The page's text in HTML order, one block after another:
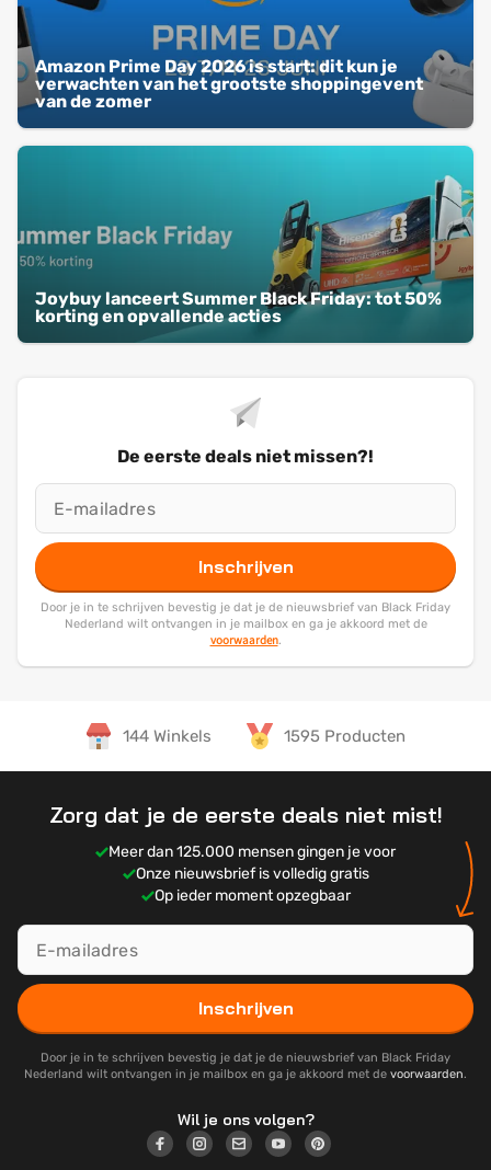
Amazon Prime Day 2026 is start: dit kun je
verwachten van het grootste shoppingevent
van de zomer
Joybuy lanceert Summer Black Friday: tot 50%
korting en opvallende acties
De eerste deals niet missen?!
Inschrijven
Door je in te schrijven bevestig je dat je de nieuwsbrief van Black Friday
Nederland wilt ontvangen in je mailbox en ga je akkoord met de
voorwaarden.
144 Winkels 1595 Producten
Zorg dat je de eerste deals niet mist!
Meer dan 125.000 mensen gingen je voor
Onze nieuwsbrief is volledig gratis
Op ieder moment opzegbaar
Inschrijven
Door je in te schrijven bevestig je dat je de nieuwsbrief van Black Friday
Nederland wilt ontvangen in je mailbox en ga je akkoord met de voorwaarden.
Wil je ons volgen?